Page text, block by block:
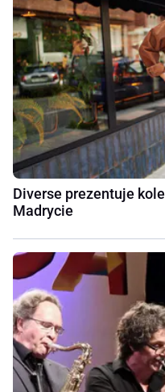
Diverse prezentuje
Madrycie